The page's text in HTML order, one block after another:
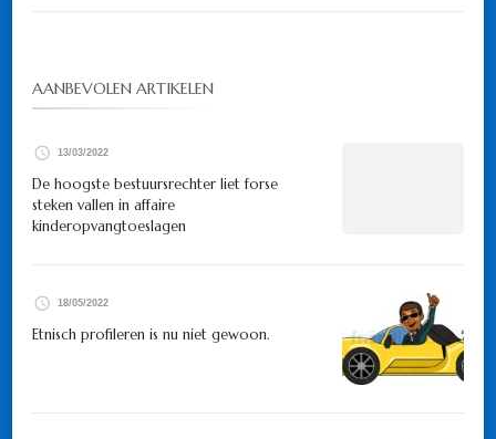
AANBEVOLEN ARTIKELEN
13/03/2022
De hoogste bestuursrechter liet forse
steken vallen in affaire
kinderopvangtoeslagen
18/05/2022
Etnisch profileren is nu niet gewoon.